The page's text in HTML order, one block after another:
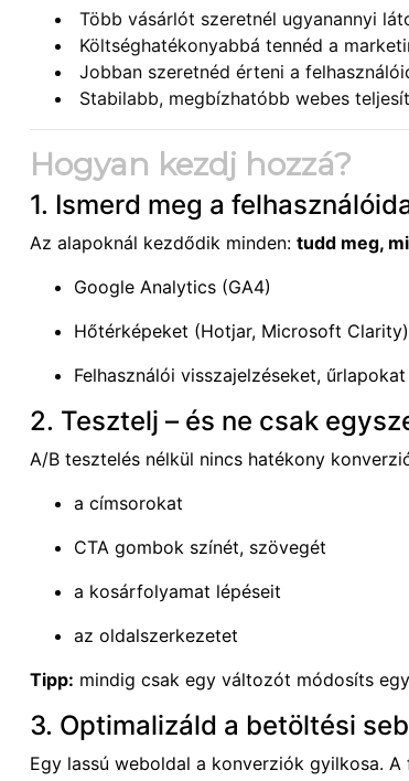
Több vásárlót szeretnél ugyanannyi
Költséghatékonyabbá tennéd a
Jobban szeretnéd érteni a
Stabilabb, megbízhatóbb webes
Hogyan kezdj hozzá?
1. Ismerd meg a
Az alapoknál kezdődik minden: tudd meg,
Google Analytics (GA4)
Hőtérképeket (Hotjar, Microsoft Clarity)
Felhasználói visszajelzéseket, űrlapokat
2. Tesztelj – és ne csak
A/B tesztelés nélkül nincs hatékony
a címsorokat
CTA gombok színét, szövegét
a kosárfolyamat lépéseit
az oldalszerkezetet
Tipp: mindig csak egy változót módosíts
3. Optimalizáld a betöltési
Egy lassú weboldal a konverziók gyilkosa.